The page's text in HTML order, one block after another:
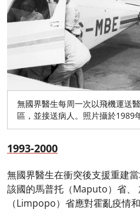
無國界醫生每周一次以飛機運送
區，並接送病人。照片攝於
1993-2000
無國界醫生在衝突後支援重建
該國的馬普托（Maputo）省、
（Limpopo）省應對霍亂疫情